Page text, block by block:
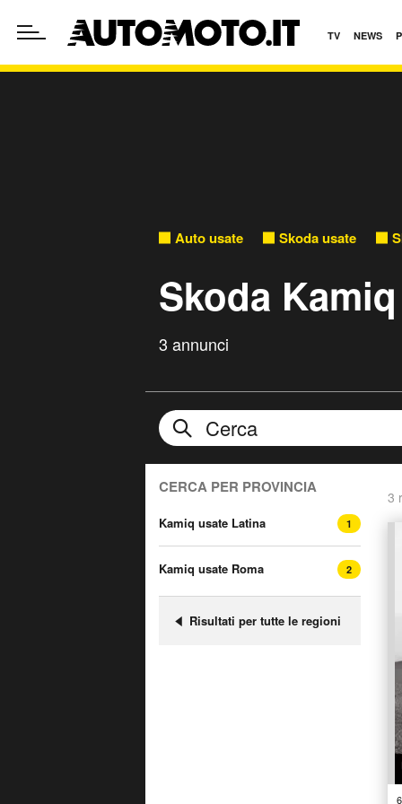
TV NEWS
Auto usate Skoda usate
Skoda
3 annunci
CERCA PER PROVINCIA
Kamiq usate Latina 1
Kamiq usate Roma 2
Risultati per tutte le regioni
3